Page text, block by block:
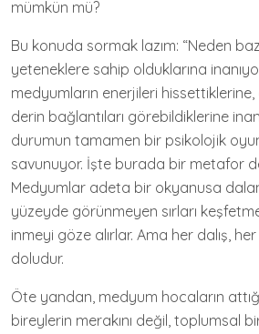
mümkün mü?
Bu konuda sormak lazım: “Neden
yeteneklere sahip olduklarına
medyumların enerjileri hissettiklerine,
derin bağlantıları görebildiklerine
durumun tamamen bir psikolojik
savunuyor. İşte burada bir metafor
Medyumlar adeta bir okyanusa
yüzeyde görünmeyen sırları
inmeyi göze alırlar. Ama her dalış,
doludur.
Öte yandan, medyum hocaların
bireylerin merakını değil, toplumsal